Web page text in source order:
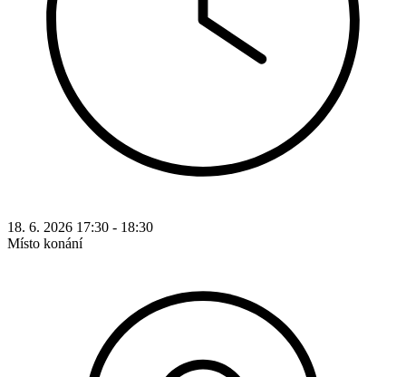
18. 6. 2026 17:30 - 18:30
Místo konání